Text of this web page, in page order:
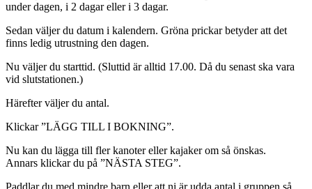
under dagen, i 2 dagar eller i 3 dagar.
Sedan väljer du datum i kalendern. Gröna prickar betyder att det
finns ledig utrustning den dagen.
Nu väljer du starttid. (Sluttid är alltid 17.00. Då du senast ska vara
vid slutstationen.)
Härefter väljer du antal.
Klickar ”LÄGG TILL I BOKNING”.
Nu kan du lägga till fler kanoter eller kajaker om så önskas.
Annars klickar du på ”NÄSTA STEG”.